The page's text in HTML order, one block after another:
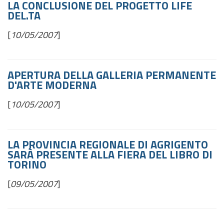
LA CONCLUSIONE DEL PROGETTO LIFE
DEL.TA
[10/05/2007]
APERTURA DELLA GALLERIA PERMANENTE
D'ARTE MODERNA
[10/05/2007]
LA PROVINCIA REGIONALE DI AGRIGENTO
SARÀ PRESENTE ALLA FIERA DEL LIBRO DI
TORINO
[09/05/2007]